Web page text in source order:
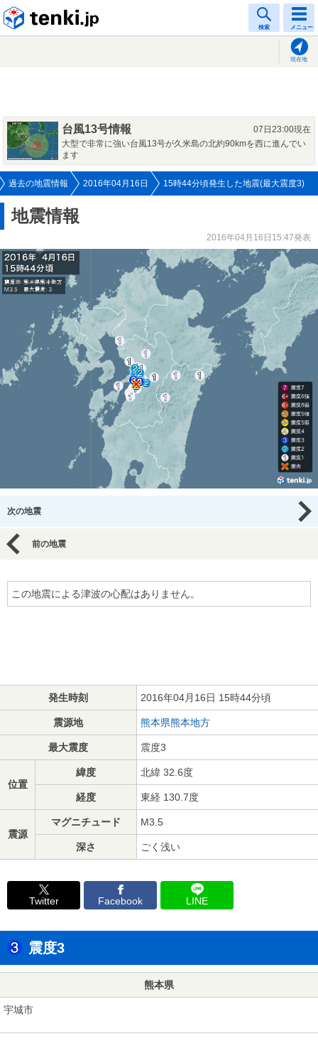
検索 メニュー
現在地
台風13号情報
07日23:00現在
大型で非常に強い台風13号が久米島の北約90kmを西に進んでい
ます
過去の地震情報 2016年04月16日 15時44分頃発生した地震(最大震度3)
地震情報
2016年04月16日15:47発表
次の地震
前の地震
この地震による津波の心配はありません。
発生時刻 2016年04月16日 15時44分頃
震源地 熊本県熊本地方
最大震度 震度3
位置
緯度 北緯 32.6度
経度 東経 130.7度
震源
マグニチュード M3.5
深さ ごく浅い
Twitter Facebook LINE
震度3
熊本県
宇城市